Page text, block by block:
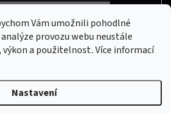
Vám umožnili pohodlné
provozu webu neustále
výkon a použitelnost.Více informací
Nastavení
s podmínkami ochrany osobních údajů
Shoptet &